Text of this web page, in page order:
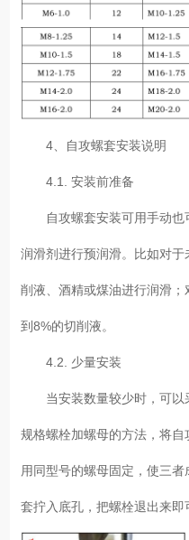
4、自攻螺套安装说明
4.1. 安装前准备
自攻螺套安装可用手动也
润滑剂进行预润滑。比如对
削液、酒精或煤油进行润滑
到8%的切削液。
4.2. 少量安装
当安装数量较少时，可以
规格螺栓加螺母的方法，将自
用同型号的螺母固定，使三
套拧入底孔，把螺栓退出来即